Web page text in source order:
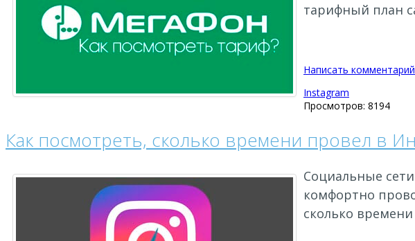
тарифный план
Написать
Instagram
Просмотров: 8194
Как посмотреть, сколько времени провел в
Социальные
комфортно
сколько